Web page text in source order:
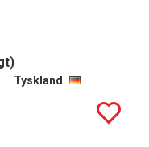
Tyskland